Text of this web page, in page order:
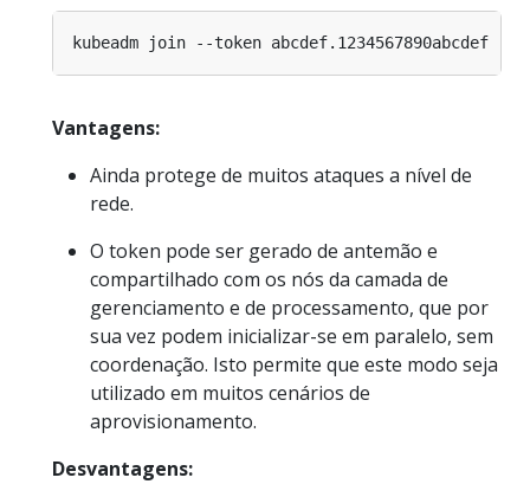
Vantagens:
Ainda protege de muitos ataques a nível de
rede.
O token pode ser gerado de antemão e
compartilhado com os nós da camada de
gerenciamento e de processamento, que por
sua vez podem inicializar-se em paralelo, sem
coordenação. Isto permite que este modo seja
utilizado em muitos cenários de
aprovisionamento.
Desvantagens: